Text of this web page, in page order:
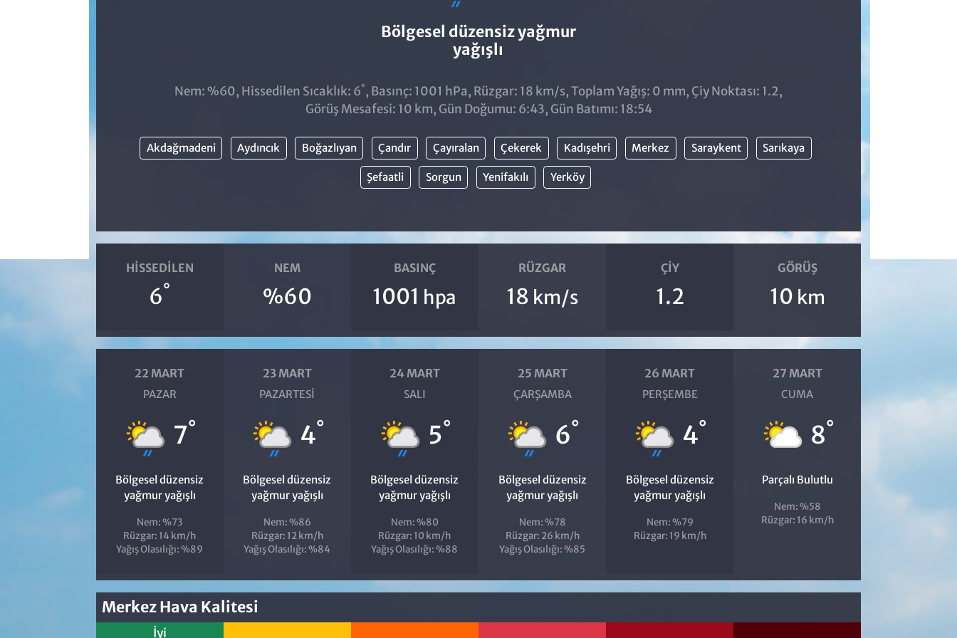
Bölgesel düzensiz yağmur
yağışlı
Nem: %60, Hissedilen Sıcaklık: 6°, Basınç: 1001 hPa, Rüzgar: 18 km/s, Toplam Yağış: 0 mm, Çiy Noktası: 1.2,
Görüş Mesafesi: 10 km, Gün Doğumu: 6:43, Gün Batımı: 18:54
Akdağmadeni Aydıncık Boğazlıyan Çandır Çayıralan Çekerek Kadışehri Merkez Saraykent Sarıkaya
Şefaatli Sorgun Yenifakılı Yerköy
HISSEDILEN
6°
NEM
%60
BASINÇ
1001 hpa
RÜZGAR
18 km/s
ÇIY
1.2
GÖRÜŞ
10 km
22 MART
PAZAR
7°
Bölgesel düzensiz
yağmur yağışlı
Nem: %73
Rüzgar: 14 km/h
Yağış Olasılığı: %89
23 MART
PAZARTESI
4°
Bölgesel düzensiz
yağmur yağışlı
Nem: %86
Rüzgar: 12 km/h
Yağış Olasılığı: %84
24 MART
SALI
5°
Bölgesel düzensiz
yağmur yağışlı
Nem: %80
Rüzgar: 10 km/h
Yağış Olasılığı: %88
25 MART
ÇARŞAMBA
6°
Bölgesel düzensiz
yağmur yağışlı
Nem: %78
Rüzgar: 26 km/h
Yağış Olasılığı: %85
26 MART
PERŞEMBE
4°
Bölgesel düzensiz
yağmur yağışlı
Nem: %79
Rüzgar: 19 km/h
27 MART
CUMA
8°
Parçalı Bulutlu
Nem: %58
Rüzgar: 16 km/h
Merkez Hava Kalitesi
İyi